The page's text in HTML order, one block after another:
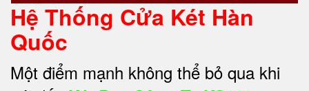
Hệ Thống Cửa Két Hàn
Quốc
Một điểm mạnh không thể bỏ qua khi